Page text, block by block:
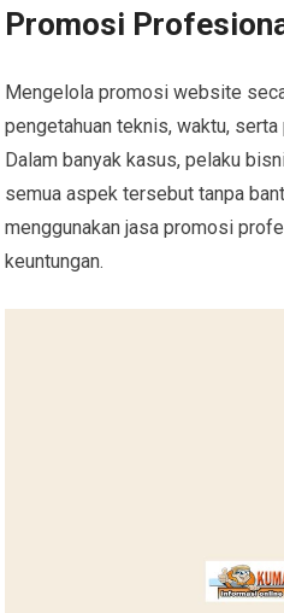
Promosi
Mengelola promosi website
pengetahuan teknis, waktu,
Dalam banyak kasus, pelaku
semua aspek tersebut tanpa
menggunakan jasa promosi
keuntungan.